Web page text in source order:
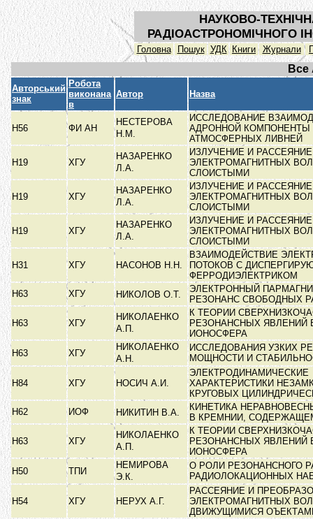
НАУКОВО-
РАДІОАСТРОНОМІЧНОГО
Головна Пошук УДК Книги Журнали
Все
Авторський
знак
Робота
виконана
в
Автор Назва
Н56 ФИ АН
НЕСТЕРОВА
Н.М.
ИССЛЕДОВАНИЕ
АДРОННОЙ КОМПОНЕНТЫ
АТМОСФЕРНЫХ ЛИВНЕЙ
Н19 ХГУ
НАЗАРЕНКО
Л.А.
ИЗЛУЧЕНИЕ И РАССЕЯНИЕ
ЭЛЕКТРОМАГНИТНЫХ
СЛОИСТЫМИ
Н19 ХГУ
НАЗАРЕНКО
Л.А.
ИЗЛУЧЕНИЕ И РАССЕЯНИЕ
ЭЛЕКТРОМАГНИТНЫХ
СЛОИСТЫМИ
Н19 ХГУ
НАЗАРЕНКО
Л.А.
ИЗЛУЧЕНИЕ И РАССЕЯНИЕ
ЭЛЕКТРОМАГНИТНЫХ
СЛОИСТЫМИ
Н31 ХГУ НАСОНОВ Н.Н.
ВЗАИМОДЕЙСТВИЕ
ПОТОКОВ С
ФЕРРОДИЭЛЕКТРИКОМ
Н63
ХГУ НИКОЛОВ О.Т.
ЭЛЕКТРОННЫЙ
РЕЗОНАНС СВОБОДНЫХ
Н63 ХГУ
НИКОЛАЕНКО
А.П.
К ТЕОРИИ
РЕЗОНАНСНЫХ ЯВЛЕНИЙ
ИОНОСФЕРА
Н63
ХГУ
НИКОЛАЕНКО
А.Н.
ИССЛЕДОВАНИЯ УЗКИХ
МОЩНОСТИ И
Н84 ХГУ НОСИЧ А.И.
ЭЛЕКТРОДИНАМИЧЕСКИЕ
ХАРАКТЕРИСТИКИ
КРУГОВЫХ
Н62
ИОФ НИКИТИН В.А.
КИНЕТИКА
В КРЕМНИИ,
Н63 ХГУ
НИКОЛАЕНКО
А.П.
К ТЕОРИИ
РЕЗОНАНСНЫХ ЯВЛЕНИЙ
ИОНОСФЕРА
Н50
ТПИ
НЕМИРОВА
Э.К.
О РОЛИ РЕЗОНАНСНОГО
РАДИОЛОКАЦИОННЫХ
Н54 ХГУ НЕРУХ А.Г.
РАССЕЯНИЕ И
ЭЛЕКТРОМАГНИТНЫХ
ДВИЖУЩИМИСЯ